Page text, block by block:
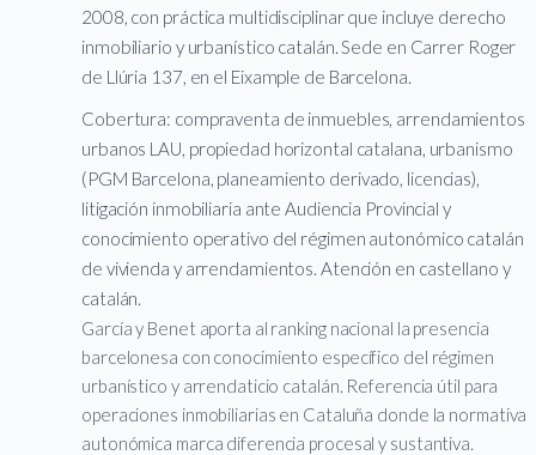
2008, con práctica multidisciplinar que incluye derecho
inmobiliario y urbanístico catalán. Sede en Carrer Roger
de Llúria 137, en el Eixample de Barcelona.
Cobertura: compraventa de inmuebles, arrendamientos
urbanos LAU, propiedad horizontal catalana, urbanismo
(PGM Barcelona, planeamiento derivado, licencias),
litigación inmobiliaria ante Audiencia Provincial y
conocimiento operativo del régimen autonómico catalán
de vivienda y arrendamientos. Atención en castellano y
catalán.
García y Benet aporta al ranking nacional la presencia
barcelonesa con conocimiento específico del régimen
urbanístico y arrendaticio catalán. Referencia útil para
operaciones inmobiliarias en Cataluña donde la normativa
autonómica marca diferencia procesal y sustantiva.